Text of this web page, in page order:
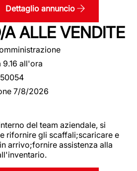
Dettaglio annuncio
A ALLE VENDITE
9.16 all'ora
7/8/2026
del team aziendale, si
rifornire gli scaffali;scaricare e
arrivo;fornire assistenza alla